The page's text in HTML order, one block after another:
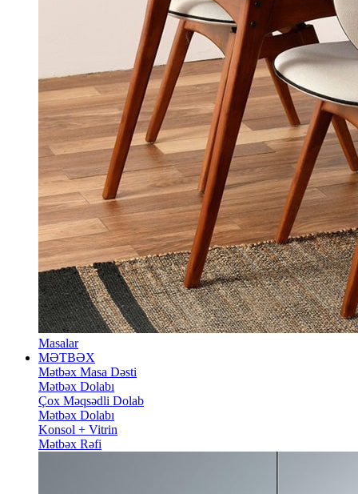
Masalar
MƏTBƏX
Mətbəx Masa Dəsti
Mətbəx Dolabı
Çox Məqsədli Dolab
Mətbəx Dolabı
Konsol + Vitrin
Mətbəx Rəfi